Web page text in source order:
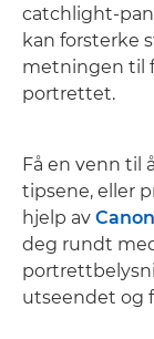
catchlight-
kan forsterke
metningen til
portrettet.
Få en venn til
tipsene, eller
hjelp av
deg rundt
utseendet og